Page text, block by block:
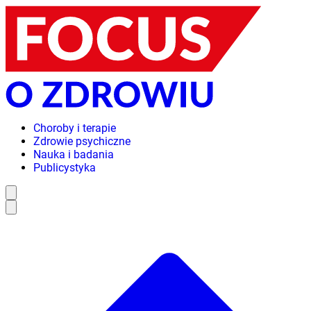
Choroby i terapie
Zdrowie psychiczne
Nauka i badania
Publicystyka